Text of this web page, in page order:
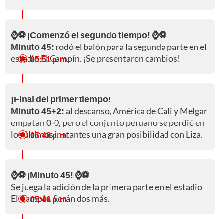
⌚⚽ ¡Comenzó el segundo tiempo! ⌚⚽
Minuto 45: rodó el balón para la segunda parte en el
estadio El Campín. ¡Se presentaron cambios!
05:51 p. m.
¡Final del primer tiempo!
Minuto 45+2:al descanso, América de Cali y Melgar
empatan 0-0, pero el conjunto peruano se perdió en
los últimos instantes una gran posibilidad con Liza.
05:48 p. m.
⌚⚽ ¡Minuto 45! ⌚⚽
Se juega la adición de la primera parte en el estadio
El Campín. Serán dos más.
05:46 p. m.